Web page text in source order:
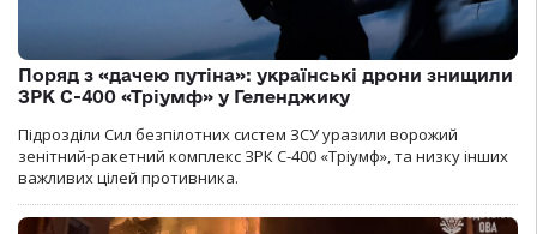
Поряд з «дачею путіна»: українські дрони знищили
ЗРК С-400 «Тріумф» у Геленджику
Підрозділи Сил безпілотних систем ЗСУ уразили ворожий
зенітний-ракетний комплекс ЗРК С-400 «Тріумф», та низку інших
важливих цілей противника.